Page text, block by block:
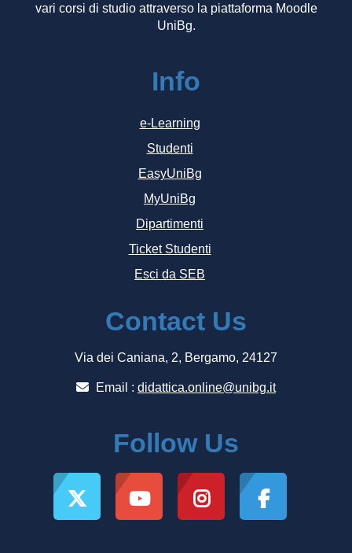
vari corsi di studio attraverso la piattaforma Moodle
UniBg.
Info
e-Learning
Studenti
EasyUniBg
MyUniBg
Dipartimenti
Ticket Studenti
Esci da SEB
Contact Us
Via dei Caniana, 2, Bergamo, 24127
Email : didattica.online@unibg.it
Follow Us